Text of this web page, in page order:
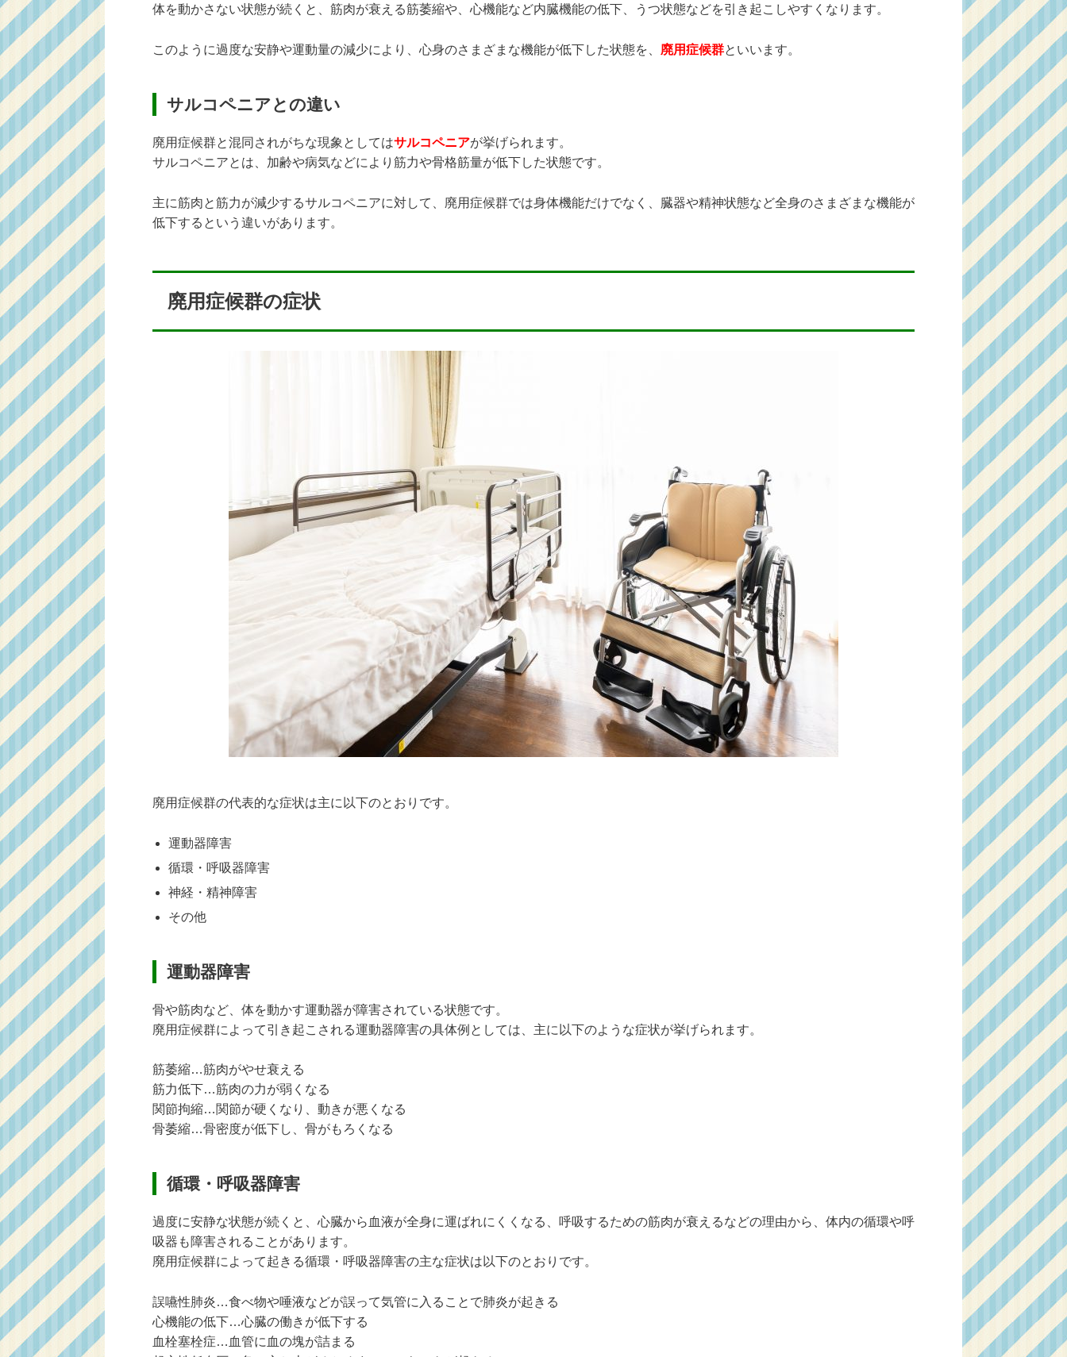
体を動かさない状態が続くと、筋肉が衰える筋萎縮や、心機能など内臓機能の低下、うつ状態などを引き起こしやすくなります。
このように過度な安静や運動量の減少により、心身のさまざまな機能が低下した状態を、 廃用症候群といいます。
サルコペニアとの違い
廃用症候群と混同されがちな現象としてはサルコペニアが挙げられます。
サルコペニアとは、加齢や病気などにより筋力や骨格筋量が低下した状態です。
主に筋肉と筋力が減少するサルコペニアに対して、廃用症候群では身体機能だけでなく、臓器や精神状態など全身のさまざまな機能が
低下するという違いがあります。
廃用症候群の症状
廃用症候群の代表的な症状は主に以下のとおりです。
運動器障害
循環・呼吸器障害
神経・精神障害
その他
運動器障害
骨や筋肉など、体を動かす運動器が障害されている状態です。
廃用症候群によって引き起こされる運動器障害の具体例としては、主に以下のような症状が挙げられます。
筋萎縮…筋肉がやせ衰える
筋力低下…筋肉の力が弱くなる
関節拘縮…関節が硬くなり、動きが悪くなる
骨萎縮…骨密度が低下し、骨がもろくなる
循環・呼吸器障害
過度に安静な状態が続くと、心臓から血液が全身に運ばれにくくなる、呼吸するための筋肉が衰えるなどの理由から、体内の循環や呼
吸器も障害されることがあります。
廃用症候群によって起きる循環・呼吸器障害の主な症状は以下のとおりです。
誤嚥性肺炎…食べ物や唾液などが誤って気管に入ることで肺炎が起きる
心機能の低下…心臓の働きが低下する
血栓塞栓症…血管に血の塊が詰まる